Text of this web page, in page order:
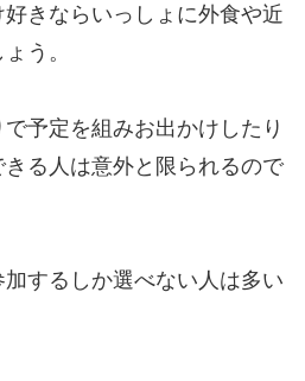
きならいっしょに外食や近
う。
予定を組みお出かけしたり
る人は意外と限られるので
するしか選べない人は多い